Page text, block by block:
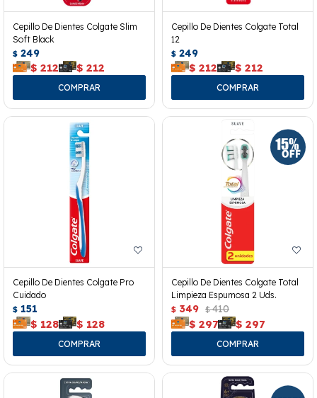
Cepillo De Dientes Colgate Slim
Soft Black
$ 249
$ 212 $ 212
Cepillo De Dientes Colgate Total
12
$ 249
$ 212 $ 212
Cepillo De Dientes Colgate Pro
Cuidado
$ 151
$ 128 $ 128
Cepillo De Dientes Colgate Total
Limpieza Espumosa 2 Uds.
$ 349 $ 410
$ 297 $ 297